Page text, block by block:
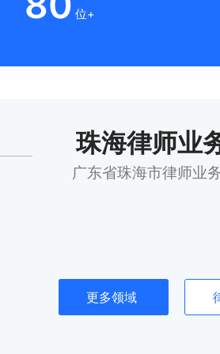
位+
珠海律师业
广东省珠海市律师业
更多领域